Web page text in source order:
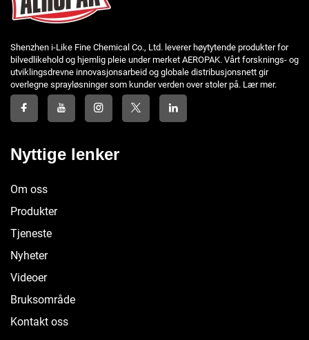
Shenzhen i-Like Fine Chemical Co., Ltd. leverer høytytende produkter for
bilvedlikehold og hjemlig pleie under merket AEROPAK. Vårt forsknings- og
utviklingsdrevne innovasjonsarbeid og globale distribusjonsnett gir
overlegne sprayløsninger som kunder verden over stoler på. Lær mer.
Nyttige lenker
Om oss
Produkter
Tjeneste
Nyheter
Videoer
Bruksområde
Kontakt oss